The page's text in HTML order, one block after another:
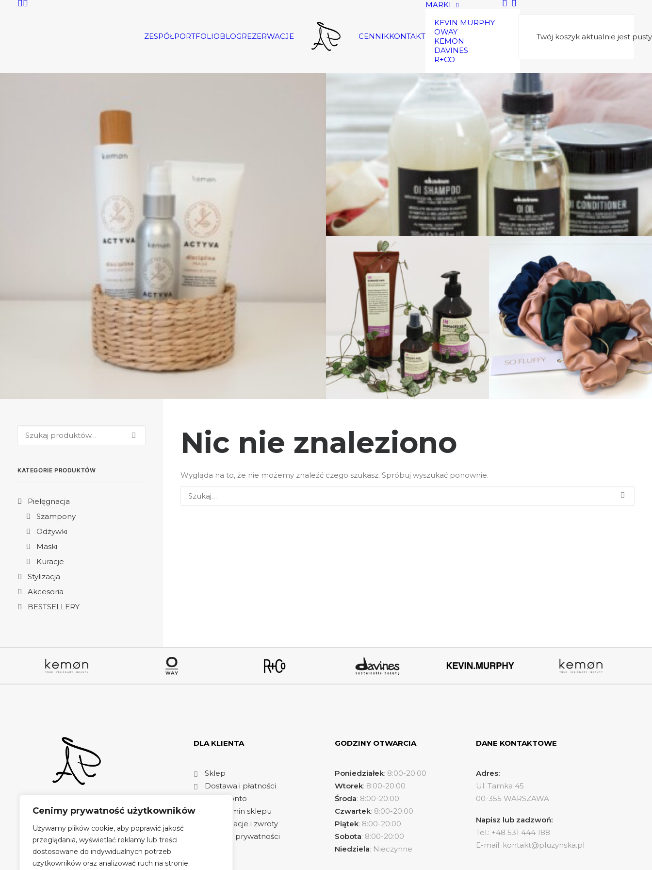
Cenimy prywatność użytkowników
Używamy plików cookie, aby poprawić jakość
przeglądania, wyświetlać reklamy lub treści
dostosowane do indywidualnych potrzeb
użytkowników oraz analizować ruch na stronie.
ZESPÓŁPORTFOLIOBLOGREZERWACJE CENNIKKONTAKT
MARKI
KEVIN MURPHY
OWAY
KEMON
DAVINES
R+CO
SKLEP
Twój koszyk aktualnie jest
Zobacz produkty
Zobacz produkty Zobacz produkty
Szukaj:
KATEGORIE PRODUKTÓW
Pielęgnacja
Szampony
Odżywki
Maski
Kuracje
Stylizacja
Akcesoria
BESTSELLERY
Nic nie znaleziono
Wygląda na to, że nie możemy znaleźć czego szukasz. Spróbuj wyszukać ponownie.
wieloletnim doświadczeniem
oraz trendami fryzjerskimi
ulokowany w klimatycznej
Pracowni Fryzjerskiej Aleksandry
Płużyńskiej. Zapraszamy!
DLA KLIENTA
Sklep
Dostawa i płatności
Moje konto
Regulamin sklepu
Reklamacje i zwroty
Polityka prywatności
GODZINY OTWARCIA
Poniedziałek: 8:00-20:00
Wtorek: 8:00-20:00
Środa: 8:00-20:00
Czwartek: 8:00-20:00
Piątek: 8:00-20:00
Sobota: 8:00-20:00
Niedziela: Nieczynne
DANE KONTAKTOWE
Adres:
Ul. Tamka 45
00-355 WARSZAWA
Napisz lub zadzwoń:
Tel.: +48 531 444 188
E-mail: kontakt@pluzynska.pl